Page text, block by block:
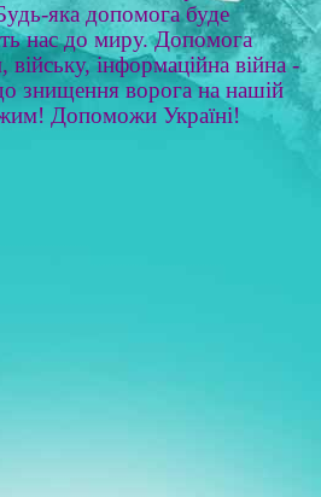
яка допомога буде
нас до миру. Допомога
інформаційна війна -
знищення ворога на нашій
Допоможи Україні!